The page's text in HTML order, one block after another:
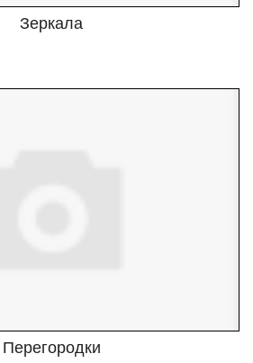
Зеркала
Перегородки